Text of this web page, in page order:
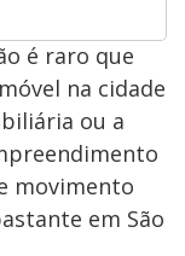
é raro que
na cidade
ou a
movimento
em São